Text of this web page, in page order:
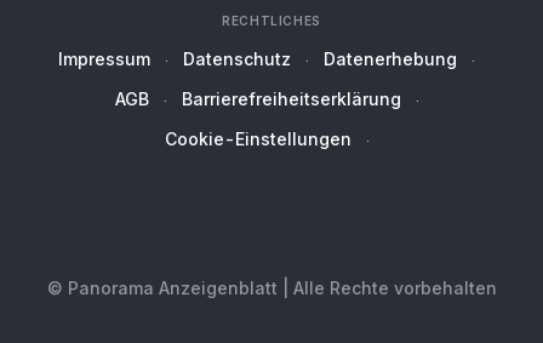
RECHTLICHES
Impressum Datenschutz
Datenerhebung
AGB
Barrierefreiheitserklärung
Cookie-Einstellungen
© Panorama Anzeigenblatt | Alle Rechte vorbehalten